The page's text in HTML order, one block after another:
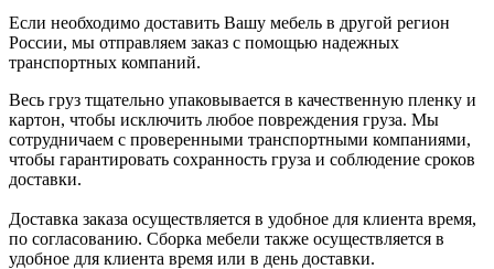
Если необходимо доставить Вашу мебель в другой регион
России, мы отправляем заказ с помощью надежных
транспортных компаний.
Весь груз тщательно упаковывается в качественную пленку и
картон, чтобы исключить любое повреждения груза. Мы
сотрудничаем с проверенными транспортными компаниями,
чтобы гарантировать сохранность груза и соблюдение сроков
доставки.
Доставка заказа осуществляется в удобное для клиента время,
по согласованию. Сборка мебели также осуществляется в
удобное для клиента время или в день доставки.